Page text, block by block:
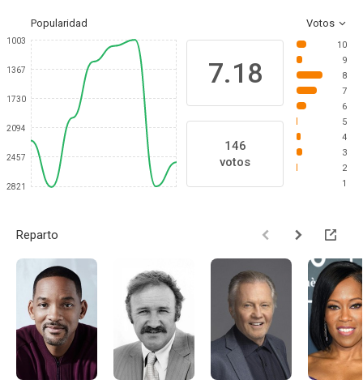
Popularidad Votos
1003
1367
1730
2094
2457
2821
7.18
146
votos
10
9
8
7
6
5
4
3
2
1
Reparto